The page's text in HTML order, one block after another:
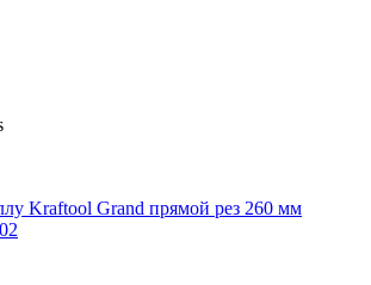
Kraftool Grand прямой рез 260 мм